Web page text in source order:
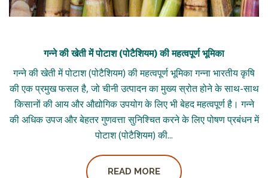
गन्ने की खेती में पोटाश (पोटैशियम) की महत्वपूर्ण भूमिका
गन्ने की खेती में पोटाश (पोटैशियम) की महत्वपूर्ण भूमिका गन्ना भारतीय कृषि
की एक प्रमुख फसल है, जो चीनी उत्पादन का मुख्य स्रोत होने के साथ-साथ
किसानों की आय और औद्योगिक उपयोग के लिए भी बेहद महत्वपूर्ण है। गन्ने
की अधिक उपज और बेहतर गुणवत्ता सुनिश्चित करने के लिए पोषण प्रबंधन में
पोटाश (पोटैशियम) की...
READ MORE